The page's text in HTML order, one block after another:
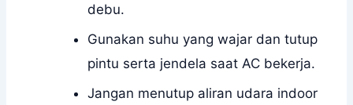
debu.
Gunakan suhu yang wajar dan tutup
pintu serta jendela saat AC bekerja.
Jangan menutup aliran udara indoor